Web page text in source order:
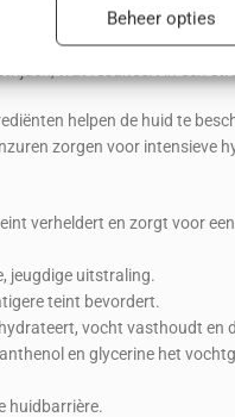
van automatisch
detecteren en
en tonen,
Altijd
Beheer opties
eigenschappen. Het
wat resulteert in een
helpen de huid te
zorgen voor intensieve
verheldert en zorgt voor
jeugdige uitstraling.
teint bevordert.
vocht vasthoudt en
en glycerine het
huidbarrière.